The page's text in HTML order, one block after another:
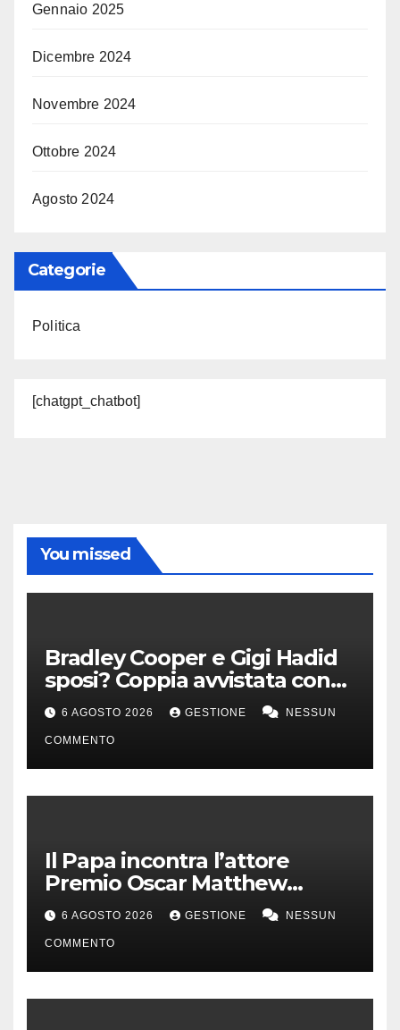
Gennaio 2025
Dicembre 2024
Novembre 2024
Ottobre 2024
Agosto 2024
Categorie
Politica
[chatgpt_chatbot]
You missed
Bradley Cooper e Gigi Hadid
sposi? Coppia avvistata con
anello all’anulare
6 AGOSTO 2026 GESTIONE NESSUN
COMMENTO
Il Papa incontra l’attore
Premio Oscar Matthew
McConaughey
6 AGOSTO 2026 GESTIONE NESSUN
COMMENTO